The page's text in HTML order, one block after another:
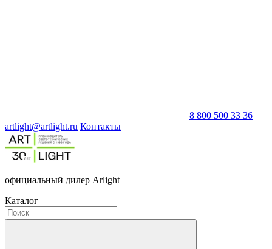
8 800 500 33 36
artlight@artlight.ru Контакты
официальный дилер Arlight
Каталог